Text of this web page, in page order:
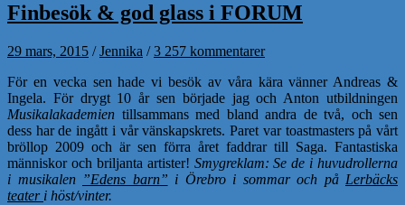
Finbesök & god glass i FORUM
29 mars, 2015 /Jennika /3 257 kommentarer
För en vecka sen hade vi besök av våra kära vänner Andreas &
Ingela. För drygt 10 år sen började jag och Anton utbildningen
Musikalakademien tillsammans med bland andra de två, och sen
dess har de ingått i vår vänskapskrets. Paret var toastmasters på vårt
bröllop 2009 och är sen förra året faddrar till Saga. Fantastiska
människor och briljanta artister! Smygreklam: Se de i huvudrollerna
i musikalen ”Edens barn” i Örebro i sommar och på Lerbäcks
teater i höst/vinter.